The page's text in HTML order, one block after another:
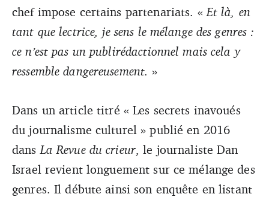
chef impose certains partenariats. « Et là, en
tant que lectrice, je sens le mélange des genres :
ce n’est pas un publirédactionnel mais cela y
ressemble dangereusement. »
Dans un article titré « Les secrets inavoués
du journalisme culturel » publié en 2016
dans La Revue du crieur , le journaliste Dan
Israel revient longuement sur ce mélange des
genres. Il débute ainsi son enquête en listant